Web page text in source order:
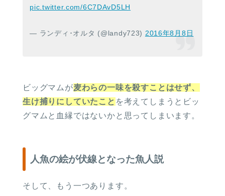
pic.twitter.com/6C7DAvD5LH
— ランディ･オルタ (@landy723) 2016年8月8日
ビッグマムが麦わらの一味を殺すことはせず、
生け捕りにしていたこと を考えてしまうとビッ
グマムと血縁ではないかと思ってしまいます。
人魚の絵が伏線となった魚人説
そして、もう一つあります。